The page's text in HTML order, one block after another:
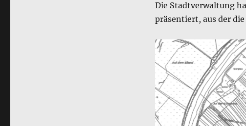
Die Stadtverwaltung
präsentiert, aus der